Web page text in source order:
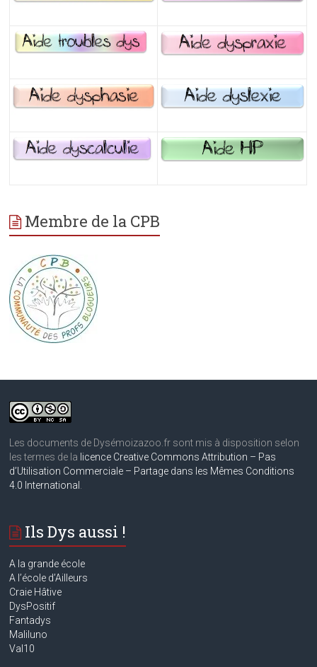
Membre de la CPB
Les documents de Dysémoizazoo.fr sont mis à disposition selon
les termes de la licence Creative Commons Attribution – Pas
d’Utilisation Commerciale – Partage dans les Mêmes Conditions
4.0 International
Ils Dys aussi !
A la grande école
A l’école d’Ailleurs
Craie Hâtive
DysPositif
Fantadys
Maliluno
Val10